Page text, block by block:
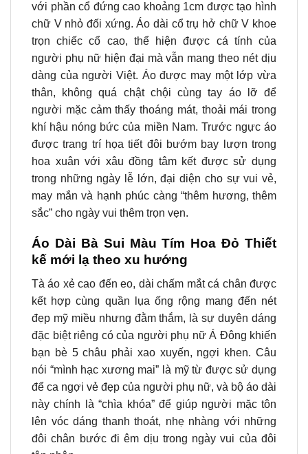
với phần cổ đứng cao khoảng 1cm được tạo hình
chữ V nhỏ đối xứng. Áo dài cổ trụ hở chữ V khoe
trọn chiếc cổ cao, thể hiện được cá tính của
người phụ nữ hiện đại mà vẫn mang theo nét dịu
dàng của người Việt. Áo được may một lớp vừa
thân, không quá chật chội cùng tay áo lỡ để
người mặc cảm thấy thoáng mát, thoải mái trong
khí hậu nóng bức của miền Nam. Trước ngực áo
được trang trí họa tiết đôi bướm bay lượn trong
hoa xuân với xâu đồng tâm kết được sử dụng
trong những ngày lễ lớn, đại diện cho sự vui vẻ,
may mắn và hạnh phúc càng “thêm hương, thêm
sắc” cho ngày vui thêm trọn vẹn.
Áo Dài Bà Sui Màu Tím Hoa Đỏ Thiết
kế mới lạ theo xu hướng
Tà áo xẻ cao đến eo, dài chấm mắt cá chân được
kết hợp cùng quần lụa ống rộng mang đến nét
đẹp mỹ miều nhưng đằm thắm, là sự duyên dáng
đặc biệt riêng có của người phụ nữ Á Đông khiến
bạn bè 5 châu phải xao xuyến, ngợi khen. Câu
nói “mình hạc xương mai” là mỹ từ được sử dụng
để ca ngợi vẻ đẹp của người phụ nữ, và bộ áo dài
này chính là “chìa khóa” để giúp người mặc tôn
lên vóc dáng thanh thoát, nhẹ nhàng với những
đôi chân bước đi êm dịu trong ngày vui của đôi